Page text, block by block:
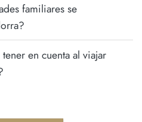
familiares se
en cuenta al viajar